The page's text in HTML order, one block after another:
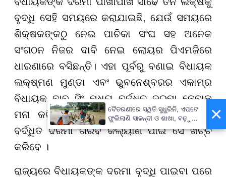
ବୃଦ୍ଧି ସେହି ସମୟରେ କରାଯାଇଛି, ଯେଉଁ ସମୟରେ
ଶିକ୍ଷକଙ୍କଠୁ ନେଇ ପାଚିକା ସଂଘ ସହ ଅନେକ
ସଂଗଠନ ନିଜର ଦାବି ନେଇ ଲୋୟର ପିଏମଜିରେ
ଧାରଣାରେ ବସିଛନ୍ତି। ଏହା ପୂର୍ବରୁ ବଣାଇ ବିଧାୟକ
ଲକ୍ଷ୍ମଣ ମୁଣ୍ଡା ଏବଂ ଭୁବନେଶ୍ବରର ଏକାମ୍ର
ବିଧାୟକ ବାବୁ ସିଂ ମଧ୍ୟ ବର୍ଦ୍ଧିତ ଦରମା ନେବାକୁ
ମନା କରିଥିଲେ । ବାବୁ ସିଂ କହିଥିଲେ ତାଙ୍କର
ବର୍ଦ୍ଧିତ ଦରମା ଗରିବ କଲ୍ୟାଣ ପାଇଁ ସେ ଖର୍ଚ୍ଚ
କରିବେ ।
ରାଜ୍ୟରେ ବିଧାୟକଙ୍କ ଦରମା ବୃଦ୍ଧି ପାଇବା ପରେ
×
ବୈତରଣୀରେ ସ୍ଥିତି ସୁଧୁରିନି, ଏପଟେ
ଫୁଲିଲାଣି ସାଳନ୍ଦୀ ଓ ଶାଖା, ବଢ଼ୁଛି